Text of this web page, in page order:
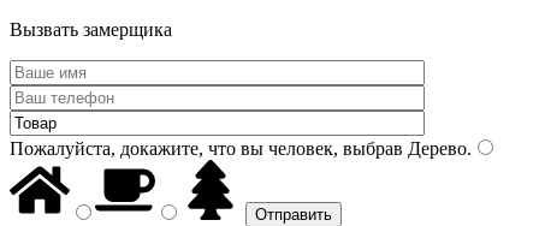
Вызвать замерщика
Пожалуйста, докажите, что вы человек, выбрав Дерево.